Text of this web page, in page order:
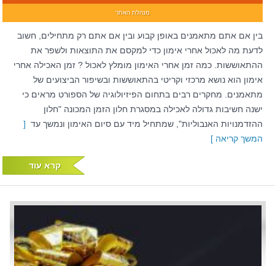
מנהלת האתר
בין אם אתם מתאמנים באופן קבוע ובין אם אתם רק מתחילים, חשוב
לדעת מה לאכול אחרי אימון כדי למקסם את התוצאות ולשפר את
ההתאוששות. כמה זמן אחרי האימון מומלץ לאכול ? זמן האכילה אחרי
אימון הוא נושא מרכזי וקריטי בהתאוששות ובשיפור הביצועים של
מתאמנים. מחקרים רבים בתחום הפיזיולוגיה של הספורט מראים כי
ישנה חשיבות גדולה לאכילה במסגרת חלון הזמן המכונה "חלון
ההזדמנויות האנבוליות", שמתחיל מיד עם סיום האימון ונמשך עד [
המשך קריאה ]
קרא עוד